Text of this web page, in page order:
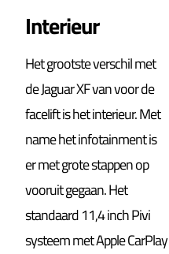
Interieur
Het grootste verschil met
de Jaguar XF van voor de
facelift is het interieur. Met
name het infotainment is
er met grote stappen op
vooruit gegaan. Het
standaard 11,4 inch Pivi
systeem met Apple CarPlay